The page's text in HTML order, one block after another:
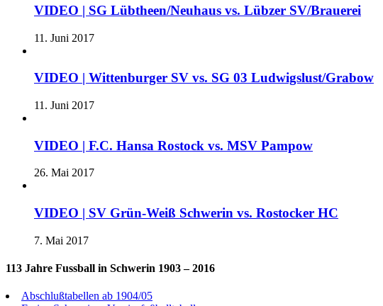
VIDEO | SG Lübtheen/Neuhaus vs. Lübzer SV/Brauerei
11. Juni 2017
VIDEO | Wittenburger SV vs. SG 03 Ludwigslust/Grabow
11. Juni 2017
VIDEO | F.C. Hansa Rostock vs. MSV Pampow
26. Mai 2017
VIDEO | SV Grün-Weiß Schwerin vs. Rostocker HC
7. Mai 2017
113 Jahre Fussball in Schwerin 1903 – 2016
Abschlußtabellen ab 1904/05